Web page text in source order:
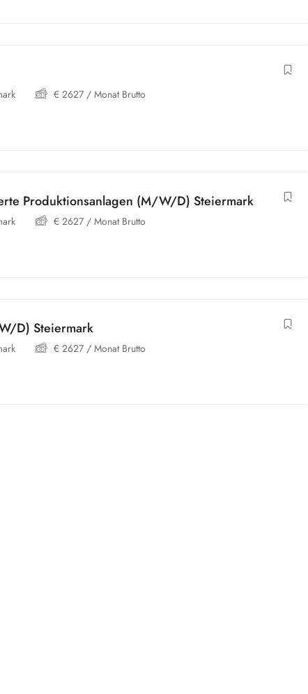
€ 2627 / Monat Brutto
Produktionsanlagen (M/W/D) Steiermark
€ 2627 / Monat Brutto
D) Steiermark
€ 2627 / Monat Brutto